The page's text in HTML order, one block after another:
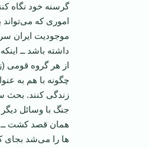
گرسنه خود نگاه
اموری که می‌تواند
موجوديت ايران
داشته باشد ــ اينکه
از هر گروه قومی
چگونه با هم به
زندگی کنند. بحث
جنگ با وسائل
همان قصد کشت ــ
ها را می‌شد بجای